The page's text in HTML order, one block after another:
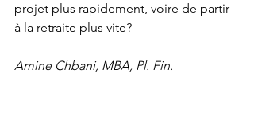
projet plus rapidement, voire de partir
à la retraite plus vite?
Amine Chbani, MBA, Pl. Fin.